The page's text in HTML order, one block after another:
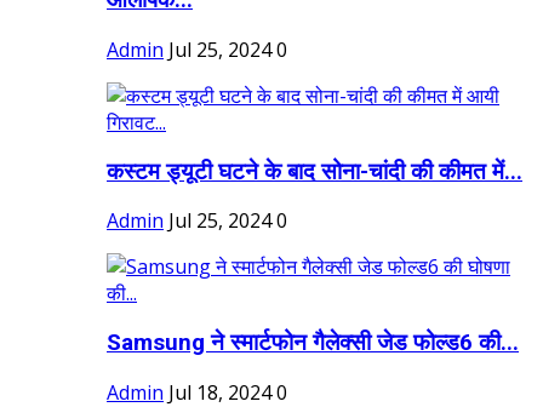
Admin Jul 25, 20240
कस्टम ड्यूटी घटने के बाद सोना-चांदी की कीमत में...
Admin Jul 25, 20240
Samsung ने स्मार्टफोन गैलेक्सी जेड फोल्ड6 की...
Admin Jul 18, 20240